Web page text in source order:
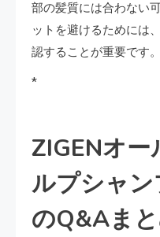
部の髪質には合わない
ットを避けるためには
認することが重要です。
*
ZIGENオ
ルプシャン
のQ&Aま